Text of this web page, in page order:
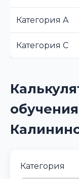
Категория A
Категория C
Категория